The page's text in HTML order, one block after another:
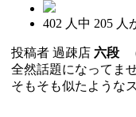
402 人中 205 人
投稿者 過疎店 六段
全然話題になってま
そもそも似たような